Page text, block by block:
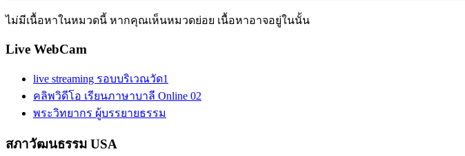
ไม่มีเนื้อหาในหมวดนี้ หากคุณเห็นหมวดย่อย เนื้อหาอาจอยู่ในนั้น
Live WebCam
live streaming รอบบริเวณวัด1
คลิพวิดีโอ เรียนภาษาบาลี Online 02
พระวิทยากร ผู้บรรยายธรรม
สภาวัฒนธรรม USA